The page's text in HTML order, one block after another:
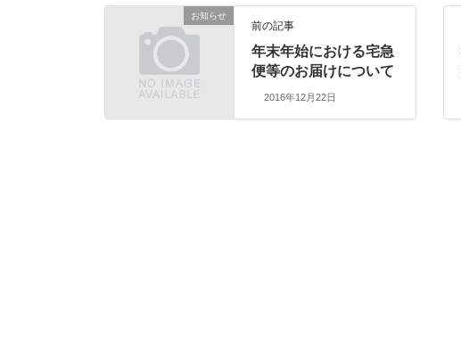
お知らせ
前の記事
年末年始における宅急
便等のお届けについて
2016年12月22日